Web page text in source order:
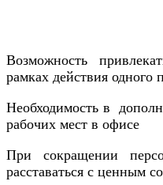
Возможность
рамках действия одного
Необходимость в
рабочих мест в офисе
При сокращении
расставаться с ценным